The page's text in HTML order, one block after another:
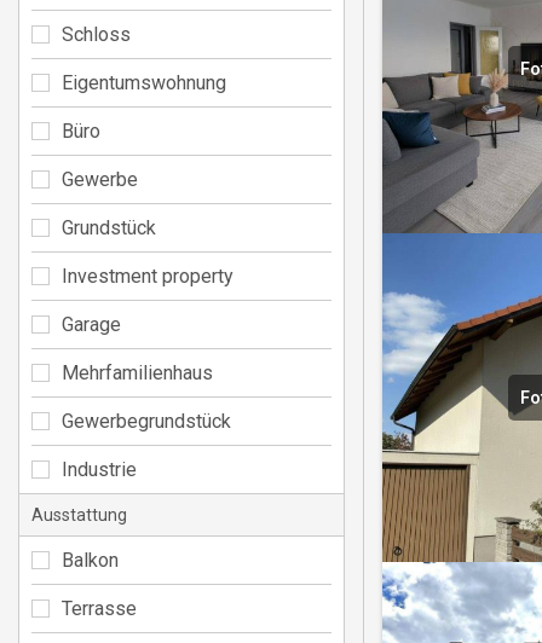
Schloss
Eigentumswohnung
Büro
Gewerbe
Grundstück
Investment property
Garage
Mehrfamilienhaus
Gewerbegrundstück
Industrie
Ausstattung
Balkon
Terrasse